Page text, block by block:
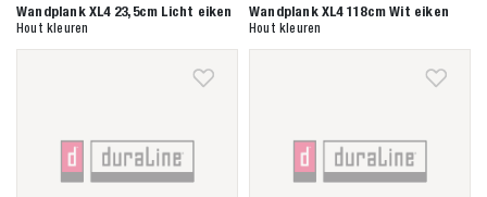
Wandplank XL4 23,5cm Licht eiken
Hout kleuren
Wandplank XL4 118cm Wit eiken
Hout kleuren